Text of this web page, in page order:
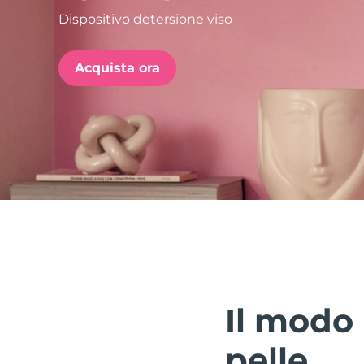
Dispositivo detersione viso
Acquista ora
Il
issa™ Teeth Whitening Set
FAQ™ Dual LED Panel
POPOLARE